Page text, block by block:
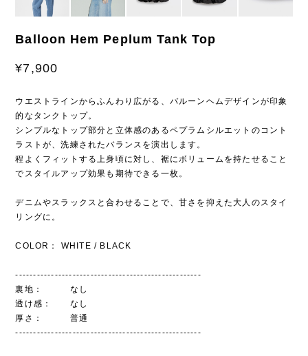
Balloon Hem Peplum Tank Top
¥7,900
ウエストラインからふんわり広がる、バルーンヘムデザインが印象
的なタンクトップ。
シンプルなトップ部分と立体感のあるペプラムシルエットのコント
ラストが、洗練されたバランスを演出します。
程よくフィットする上身頃に対し、裾にボリュームを持たせること
でスタイルアップ効果も期待できる一枚。
デニムやスラックスと合わせることで、甘さを抑えた大人のスタイ
リングに。
COLOR： WHITE / BLACK
----------------------------------------------------
裏地： なし
透け感： なし
厚さ： 普通
----------------------------------------------------